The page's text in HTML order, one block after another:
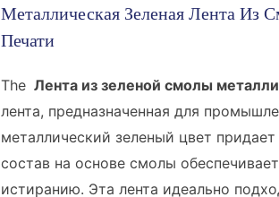
Металлическая Зеленая Лента
Печати
The Лента из зеленой смолы
лента, предназначенная для
металлический зеленый цвет
состав на основе смолы
истиранию. Эта лента идеально